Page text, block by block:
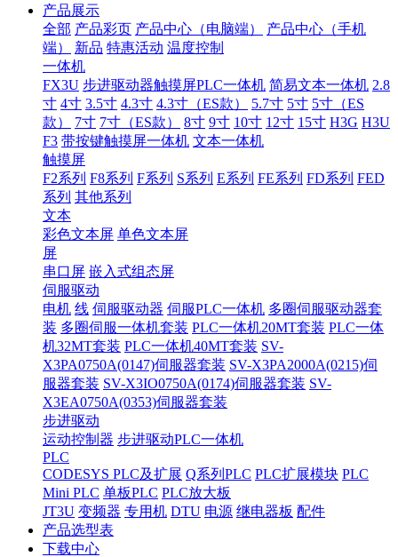
产品展示
全部 产品彩页 产品中心（电脑端）
产品中心（手机
端）
新品 特惠活动 温度控制
一体机
FX3U 步进驱动器触摸屏PLC一体机 简易文本一体机 2.8
寸 4寸 3.5寸 4.3寸 4.3寸（ES款） 5.7寸 5寸 5寸（ES
款）
7寸 7寸（ES款） 8寸 9寸 10寸 12寸 15寸 H3G H3U
F3 带按键触摸屏一体机 文本一体机
触摸屏
F2系列 F8系列 F系列 S系列 E系列 FE系列 FD系列 FED
系列 其他系列
文本
彩色文本屏 单色文本屏
屏
串口屏 嵌入式组态屏
伺服驱动
电机 线 伺服驱动器 伺服PLC一体机 多圈伺服驱动器套
装 多圈伺服一体机套装 PLC一体机20MT套装 PLC一体
机32MT套装 PLC一体机40MT套装 SV-
X3PA0750A(0147)伺服器套装 SV-X3PA2000A(0215)伺
服器套装 SV-X3IO0750A(0174)伺服器套装 SV-
X3EA0750A(0353)伺服器套装
步进驱动
运动控制器 步进驱动PLC一体机
PLC
CODESYS PLC及扩展 Q系列PLC PLC扩展模块 PLC
Mini PLC 单板PLC PLC放大板
JT3U 变频器 专用机 DTU 电源 继电器板 配件
产品选型表
下载中心